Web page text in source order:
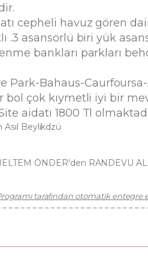
cepheli havuz gören
.3 asansörlü biri yük
bankları parkları
Park-Bahaus-
bol çok kıymetli iyi bir
aidatı 1800 Tl
Beylikdzü
ÖNDER'den RANDEVU
tarafından otomatik entegre